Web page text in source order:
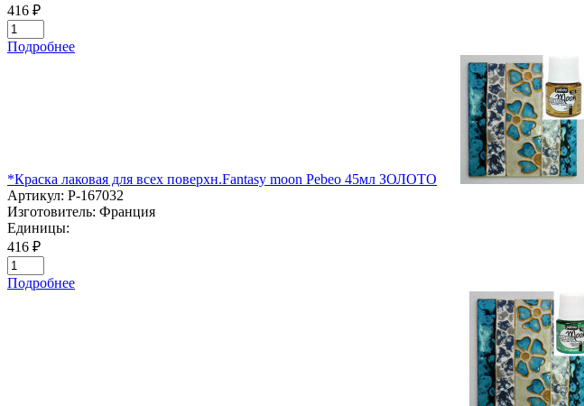
416 ₽
Подробнее
*Краска лаковая для всех поверхн.Fantasy moon Pebeo 45мл ЗОЛОТО
Артикул: P-167032
Изготовитель: Франция
Единицы:
416 ₽
Подробнее